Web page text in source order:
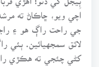
اچي ويو، ڇاڪاڻ ته
جي راحت راڳ هو ۽
لائق سمجهيائين. ٻئي
کڻي چئجي ته هڪڙي